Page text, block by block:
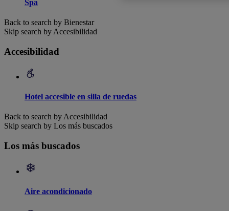
Spa
Back to search by Bienestar
Skip search by Accesibilidad
Accesibilidad
Hotel accesible en silla de ruedas
Back to search by Accesibilidad
Skip search by Los más buscados
Los más buscados
Aire acondicionado